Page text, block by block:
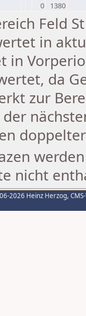
0 1380
Feld
in
in
da
zur
nicht
2026 Heinz Herzog,